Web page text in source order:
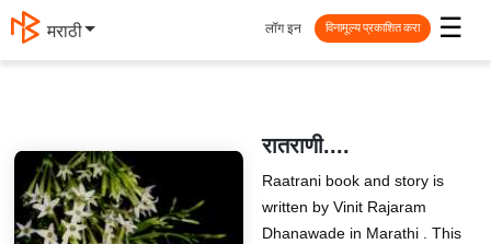
मराठी ☰
लॉग इन विनामूल्य प्रकाशित करा
रातराणी....
Raatrani book and story is
written by Vinit Rajaram
Dhanawade in Marathi . This